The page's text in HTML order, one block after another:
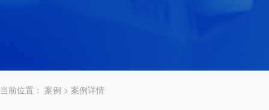
当前位置： 案例 > 案例详情